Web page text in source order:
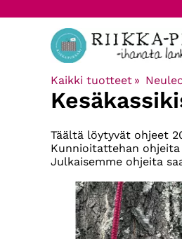
Kaikki tuotteet ‪»
Täältä löytyvät ohjeet
Kunnioitattehan
Julkaisemme ohjeita